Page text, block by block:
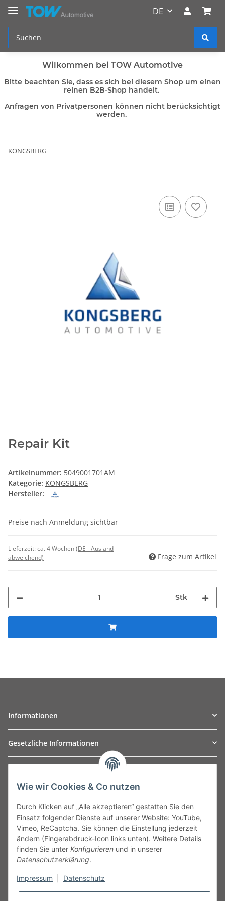
DE
Wilkommen bei TOW Automotive
Bitte beachten Sie, dass es sich bei diesem Shop um einen
reinen B2B-Shop handelt.
Anfragen von Privatpersonen können nicht berücksichtigt
werden.
KONGSBERG
Repair Kit
Artikelnummer: 5049001701AM
Kategorie: KONGSBERG
Hersteller:
Preise nach Anmeldung sichtbar
Lieferzeit:ca. 4 Wochen(DE - Ausland
abweichend)
Frage zum Artikel
Stk
Informationen
Gesetzliche Informationen
Leibnizstraße 2a
Germany
Phone:+49 40 5287270
Fax:+49 40 5281050
Email:sales@tow-automotive.de
Wie wir Cookies & Co nutzen
Durch Klicken auf „Alle akzeptieren“ gestatten Sie den
Einsatz folgender Dienste auf unserer Website: YouTube,
Vimeo, ReCaptcha. Sie können die Einstellung jederzeit
ändern (Fingerabdruck-Icon links unten). Weitere Details
finden Sie unter Konfigurieren und in unserer
Datenschutzerklärung.
Impressum Datenschutz